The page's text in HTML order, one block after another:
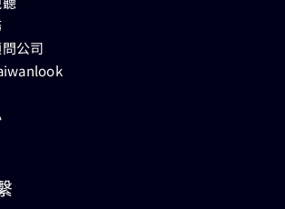
公司